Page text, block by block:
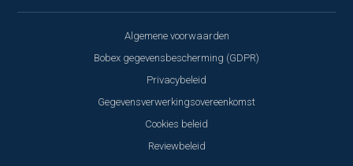
Algemene voorwaarden
Bobex gegevensbescherming (GDPR)
Privacybeleid
Gegevensverwerkingsovereenkomst
Cookies beleid
Reviewbeleid